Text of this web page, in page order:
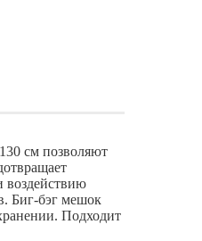
см позволяют
воздействию
Биг-бэг мешок
Подходит